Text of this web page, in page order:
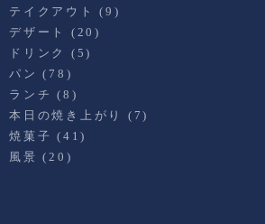
テイクアウト
(9)
デザート
(20)
ドリンク
(5)
パン (78)
ランチ (8)
本日の焼き上がり
(7)
焼菓子 (41)
風景 (20)